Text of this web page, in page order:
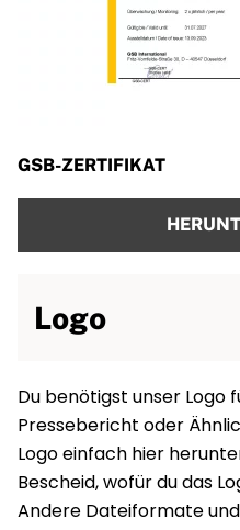
GSB-ZERTIFIKAT
Logo
Du benötigst unser Logo
Pressebericht oder
Logo einfach hier
Bescheid, wofür du das
Andere Dateiformate